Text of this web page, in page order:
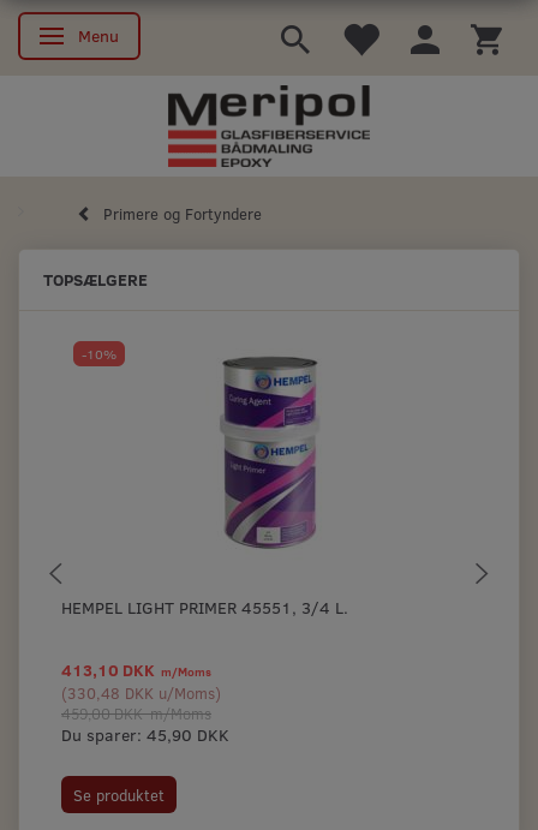
Skifte navigation
Menu
Primere og Fortyndere
TOPSÆLGERE
-10%
HEMPEL LIGHT PRIMER 45551, 3/4 L.
413,10 DKK m/Moms
(330,48 DKK u/Moms)
459,00 DKKm/Moms
Du sparer: 45,90 DKK
Se produktet